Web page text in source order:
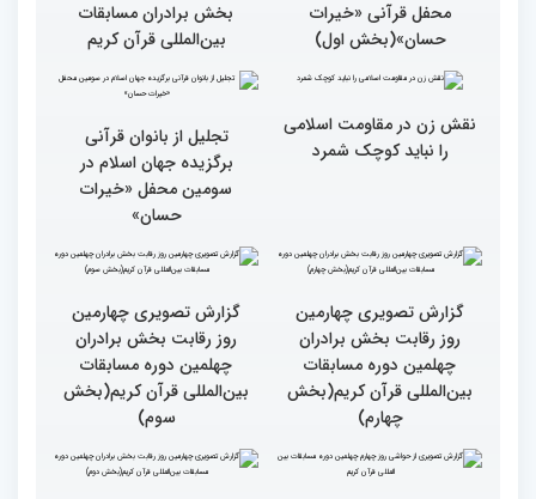
بین المللی قرآن کریم ایران است
محفل قرآنی «خیرات
حسان»(بخش سوم)
گزارش تصویری سومین
محفل قرآنی «خیرات
حسان»(بخش دوم)
گزارش تصویری سومین
محفل قرآنی «خیرات
حسان»(بخش اول)
جزئیات پنجمین روز رقابت
بخش برادران مسابقات
بین‌المللی قرآن کریم
نقش زن در مقاومت اسلامی
را نباید کوچک شمرد
تجلیل از بانوان قرآنی
برگزیده جهان اسلام در
سومین محفل «خیرات
حسان»